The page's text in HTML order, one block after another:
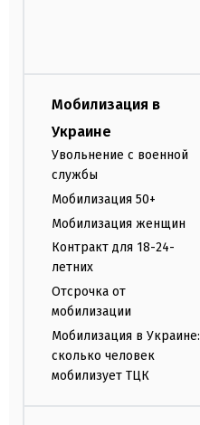
Мобилизация в
Украине
Увольнение с военной
службы
Мобилизация 50+
Мобилизация женщин
Контракт для 18-24-
летних
Отсрочка от
мобилизации
Мобилизация в Украине:
сколько человек
мобилизует ТЦК